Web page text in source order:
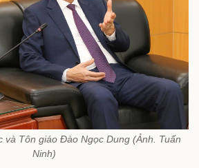
và Tôn giáo Đào Ngọc Dung (Ảnh. Tuấn
Ninh)